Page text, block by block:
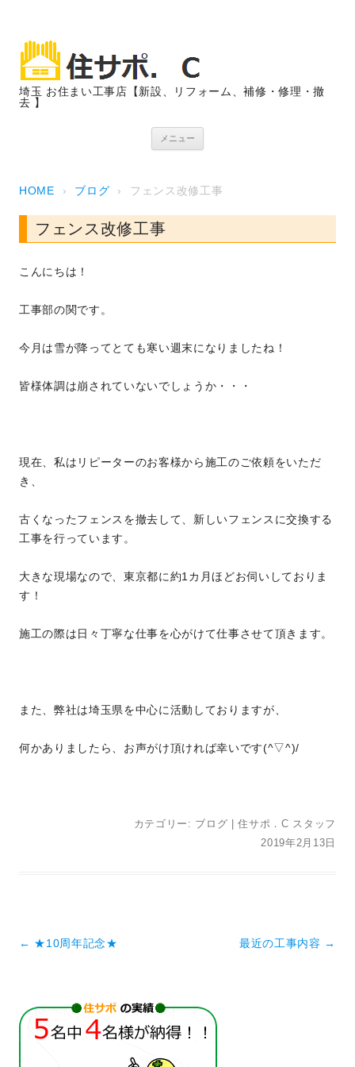
埼玉 お住まい工事店【新設、リフォーム、補修・修理・撤
去 】
メニュー
HOME › ブログ › フェンス改修工事
フェンス改修工事
こんにちは！
工事部の関です。
今月は雪が降ってとても寒い週末になりましたね！
皆様体調は崩されていないでしょうか・・・
現在、私はリピーターのお客様から施工のご依頼をいただ
き、
古くなったフェンスを撤去して、新しいフェンスに交換する
工事を行っています。
大きな現場なので、東京都に約1カ月ほどお伺いしておりま
す！
施工の際は日々丁寧な仕事を心がけて仕事させて頂きます。
また、弊社は埼玉県を中心に活動しておりますが、
何かありましたら、お声がけ頂ければ幸いです(^▽^)/
カテゴリー: ブログ |住サポ．C スタッフ
2019年2月13日
投稿ナビゲーション
← ★10周年記念★ 最近の工事内容 →